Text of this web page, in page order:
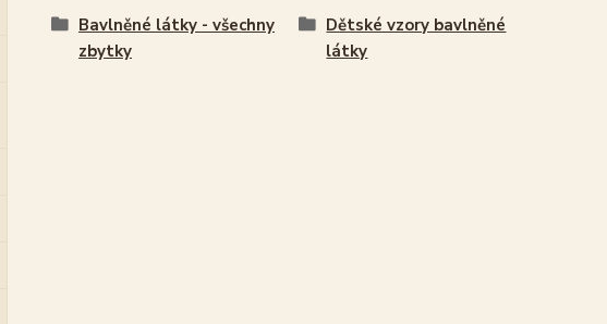
Bavlněné látky - všechny
zbytky
Dětské vzory bavlněné
látky